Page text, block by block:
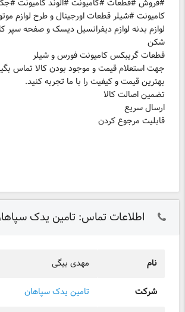
#فروش #قطعات #کامیونت #الوند کامیونت
کامیونت #شیلر قطعات اورجینال و طرح لوازم
لوازم بدنه لوازم دیفرانسیل دیسک و صفحه سپر
قابلیت مرجوع کردن
اطلاعات تماس: تامین یدک
نام مهدی بیگی
شرکت تامین یدک سپاهان